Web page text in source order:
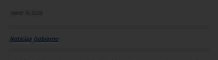
marzo 14, 2020
Noticias Gobierno